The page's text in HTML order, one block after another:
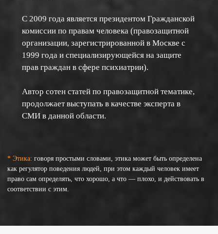
С 2009 года является президентом Гражданской
комиссии по правам человека (правозащитной
организации, зарегистрированной в Москве с
1999 года и специализирующейся на защите
прав граждан в сфере психиатрии).
Автор сотен статей по правозащитной тематике,
продолжает выступать в качестве эксперта в
СМИ в данной области.
* Этика: говоря простыми словами, этика может быть определена
как регулятор поведения людей, при этом каждый человек имеет
право сам определять, что хорошо, а что — плохо, и действовать в
соответствии с этим.